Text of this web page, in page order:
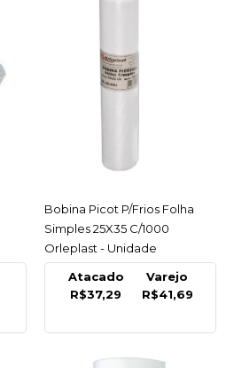
40X0020Cm 10Kg
Orleplast - Unidade
LISTA DE DESEJO
INCOR
Bobina Papel Presente
60Cm Especial Kilo Incor
ACESSAR
Bobina Picot P/Frios Folha
Simples 25X35 C/1000
Orleplast - Unidade
Atacado
R$37,29
Varejo
R$41,69